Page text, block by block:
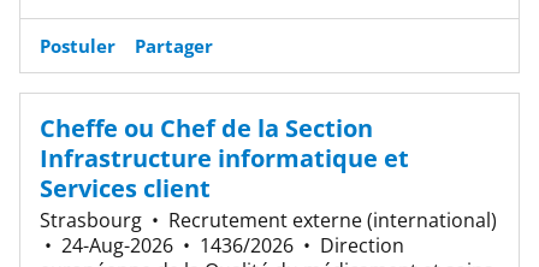
Postuler Partager
Cheffe ou Chef de la Section
Infrastructure informatique et
Services client
Strasbourg • Recrutement externe (international)
• 24-Aug-2026 • 1436/2026 • Direction